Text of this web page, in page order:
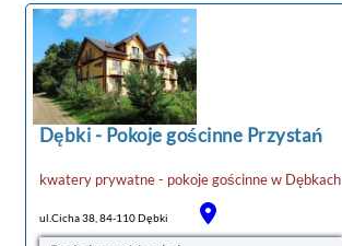
zakwaterowania znajduje się podłoga
wyłożona parkietem, aneks kuchenny z
pełnym wyposażeniem, w tym lodówką, jak
również prywatna łazienka z prysznicem oraz
suszarką do włosów. Wyposażenie obejmuje
też telewizor z płaskim ekranem.
Wyposażenie obejmuje także płytę kuchenną
i czajnik.Na terenie ...
Dębki- Pokoje gościnne Przystań
kwatery prywatne - pokoje gościnnew Dębkach
ul.Cicha 38, 84-110 Dębki